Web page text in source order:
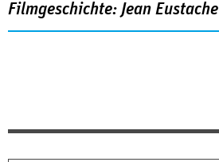
Filmgeschichte: Jean Eustache